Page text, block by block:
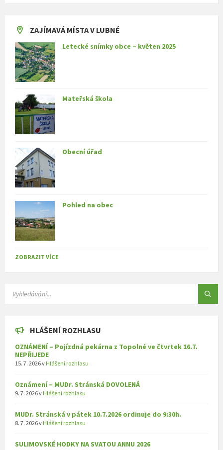
ZAJÍMAVÁ MÍSTA V LUBNÉ
Letecké snímky obce – květen 2025
Mateřská škola
Obecní úřad
Pohled na obec
ZOBRAZIT VÍCE
HLÁŠENÍ ROZHLASU
OZNÁMENÍ – Pojízdná pekárna z Topolné ve čtvrtek 16.7.
NEPŘIJEDE
15. 7. 2026v Hlášení rozhlasu
Oznámení – MUDr. Stránská DOVOLENÁ
9. 7. 2026v Hlášení rozhlasu
MUDr. Stránská v pátek 10.7.2026 ordinuje do 9:30h.
8. 7. 2026v Hlášení rozhlasu
SULIMOVSKÉ HODKY NA SVATOU ANNU 2026